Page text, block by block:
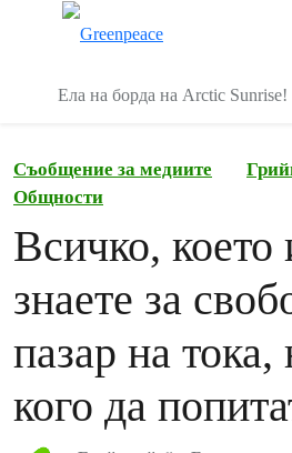
Ела на борда на Arctic Sunrise!
Съобщение за медиите
Общности
Всичко, което
знаете за
пазар на
кого да